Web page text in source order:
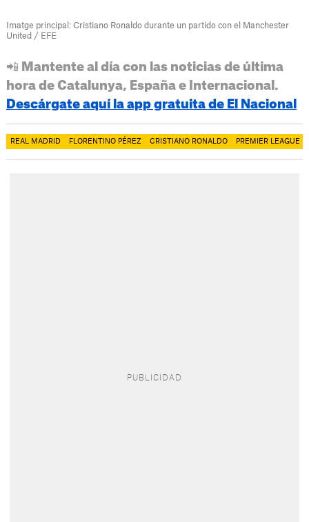
Imatge principal: Cristiano Ronaldo durante un partido con el Manchester
United / EFE
📲 Mantente al día con las noticias de última
hora de Catalunya, España e Internacional.
Descárgate aquí la app gratuita de El Nacional
REAL MADRID FLORENTINO PÉREZ CRISTIANO RONALDO PREMIER LEAGUE